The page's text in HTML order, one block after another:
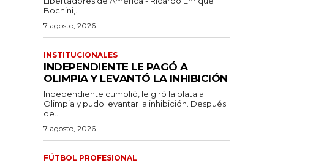
Bochini,...
7 agosto, 2026
INSTITUCIONALES
INDEPENDIENTE LE PAGÓ A
OLIMPIA Y LEVANTÓ LA INHIBICIÓN
Independiente cumplió, le giró la plata a
Olimpia y pudo levantar la inhibición. Después
de...
7 agosto, 2026
FÚTBOL PROFESIONAL